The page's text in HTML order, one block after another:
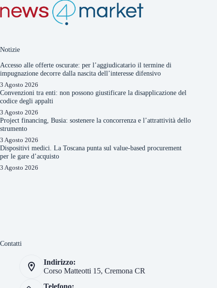
Notizie
Accesso alle offerte oscurate: per l’aggiudicatario il termine di
impugnazione decorre dalla nascita dell’interesse difensivo
3 Agosto 2026
Convenzioni tra enti: non possono giustificare la disapplicazione del
codice degli appalti
3 Agosto 2026
Project financing, Busia: sostenere la concorrenza e l’attrattività dello
strumento
3 Agosto 2026
Dispositivi medici. La Toscana punta sul value-based procurement
per le gare d’acquisto
3 Agosto 2026
Contatti
Indirizzo:
Corso Matteotti 15, Cremona CR
Telefono: